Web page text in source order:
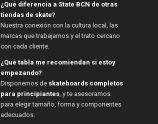
¿Qué diferencia a State BCN de otras
tiendas de skate?
Nuestra conexión con la cultura local, las
marcas que trabajamos y el trato cercano
con cada cliente.
¿Qué tabla me recomiendan si estoy
empezando?
Disponemos de skateboards completos
para principiantes, y te asesoramos
para elegir tamaño, forma y componentes
adecuados.